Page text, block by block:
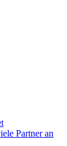
Partner an